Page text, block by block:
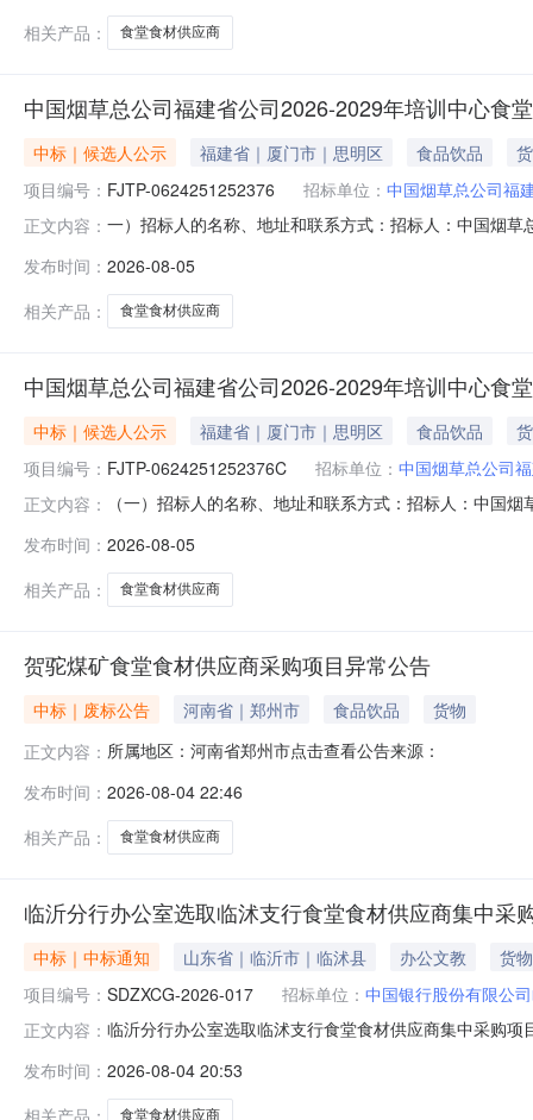
相关产品：
食堂食材供应商
中国烟草总公司福建省公司2026-2029年培训中心食
中标｜候选人公示 福建省｜厦门市｜思明区 食品饮品
项目编号： FJTP-0624251252376 招标单位： 中国烟草总公司福
正文内容： 一）招标人的名称、地址和联系方式：招标人：中国烟
价、中标候选人及排序：（四）被否决投标的投标人名
发布时间： 2026-08-05
相关产品：
食堂食材供应商
中国烟草总公司福建省公司2026-2029年培训中心食
中标｜候选人公示 福建省｜厦门市｜思明区 食品饮品
项目编号： FJTP-0624251252376C 招标单位： 中国烟草总公司
正文内容：
（一）招标人的名称、地址和联系方式：招标人：中国
投标人综合得分、报价、中标候选人及排序：（四）被
和响应性确定
发布时间： 2026-08-05
相关产品：
食堂食材供应商
贺驼煤矿食堂食材供应商采购项目异常公告
中标｜废标公告 河南省｜郑州市 食品饮品
货物
正文内容： 所属地区：河南省郑州市点击查看公告来源：
发布时间： 2026-08-04 22:46
相关产品：
食堂食材供应商
临沂分行办公室选取临沭支行食堂食材供应商集中采
中标｜中标通知 山东省｜临沂市｜临沭县 办公文教
货物
项目编号： SDZXCG-2026-017 招标单位： 中国银行股份有限公
正文内容： 临沂分行办公室选取临沭支行食堂食材供应商集中采购
SDZXCG-2026-017采购人：中国银行股份有限公司临
折扣率：生
发布时间： 2026-08-04 20:53
相关产品：
食堂食材供应商